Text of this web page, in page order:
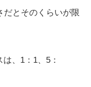
だとそのくらいが限
、1：1、5：